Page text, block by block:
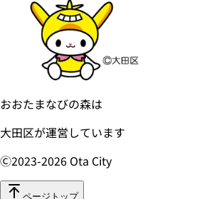
おおたまなびの森は
大田区が運営しています
Ⓒ2023-2026 Ota City
ページトップ